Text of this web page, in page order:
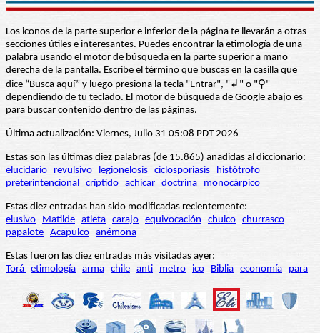
Los iconos de la parte superior e inferior de la página te llevarán a otras
secciones útiles e interesantes. Puedes encontrar la etimología de una
palabra usando el motor de búsqueda en la parte superior a mano
derecha de la pantalla. Escribe el término que buscas en la casilla que
dice “Busca aquí” y luego presiona la tecla "Entrar", "↲" o "⚲"
dependiendo de tu teclado. El motor de búsqueda de Google abajo es
para buscar contenido dentro de las páginas.
Última actualización: Viernes, Julio 31 05:08 PDT 2026
Estas son las últimas diez palabras (de 15.865) añadidas al diccionario:
elucidario
revulsivo legionelosis ciclosporiasis
histótrofo
preterintencional críptido achicar doctrina monocárpico
Estas diez entradas han sido modificadas recientemente:
elusivo
Matilde atleta carajo equivocación chuico churrasco
papalote Acapulco anémona
Estas fueron las diez entradas más visitadas ayer:
Torá etimología arma chile anti metro ico Biblia economía para